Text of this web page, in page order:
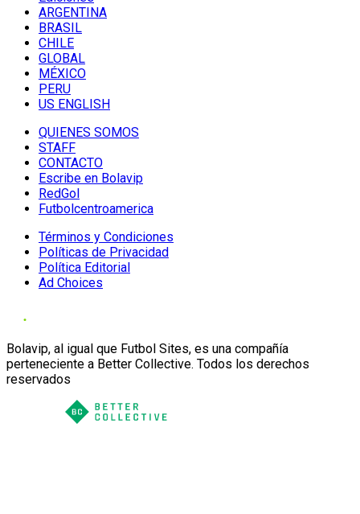
ARGENTINA
BRASIL
CHILE
GLOBAL
MÉXICO
PERU
US ENGLISH
QUIENES SOMOS
STAFF
CONTACTO
Escribe en Bolavip
RedGol
Futbolcentroamerica
Términos y Condiciones
Políticas de Privacidad
Política Editorial
Ad Choices
Bolavip, al igual que Futbol Sites, es una compañía
perteneciente a Better Collective. Todos los derechos
reservados